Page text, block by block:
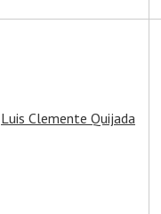
Luis Clemente Quijada